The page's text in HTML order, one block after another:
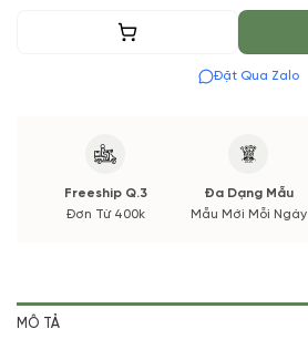
Thêm vào giỏ
Đặt Qua Zalo
Freeship Q.3
Đơn Từ 400k
Đa Dạng Mẫu
Mẫu Mới Mỗi Ngày
MÔ TẢ